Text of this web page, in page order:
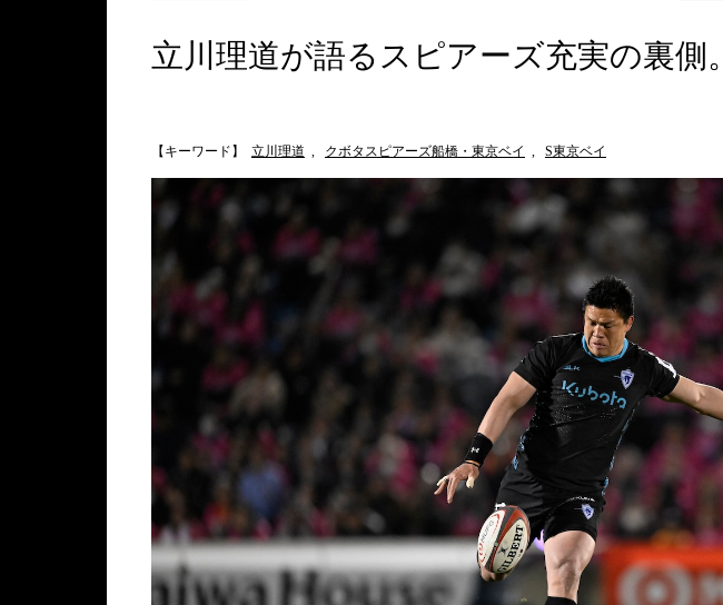
立川理道が語るスピアーズ充実の裏側。
【キーワード】 立川理道 , クボタスピアーズ船橋・東京ベイ , S東京ベイ